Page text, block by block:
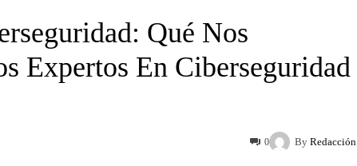
Qué Nos
Expertos En Ciberseguridad
By Redacción
0